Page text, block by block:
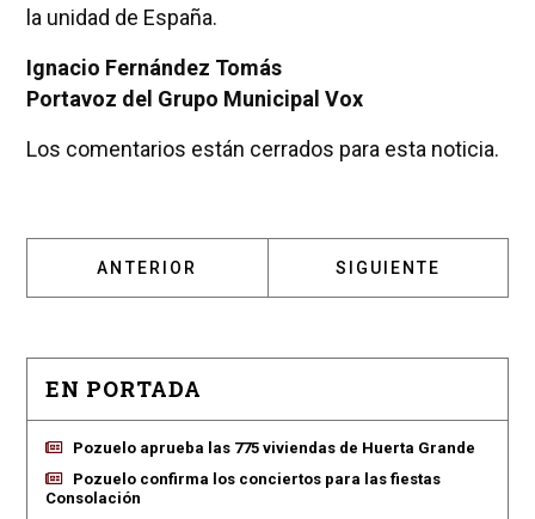
la unidad de España.
Ignacio Fernández Tomás
Portavoz del Grupo Municipal Vox
Los comentarios están cerrados para esta noticia.
ARTÍCULO ANTERIOR: ¿QUÉ HA SIDO DE LA
ANTERIOR ARTÍCULO
SIGUIENTE
EN PORTADA
Pozuelo aprueba las 775 viviendas de Huerta Grande
Pozuelo confirma los conciertos para las fiestas
Consolación